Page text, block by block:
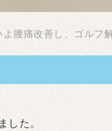
腰痛改善し、ゴルフ
た。